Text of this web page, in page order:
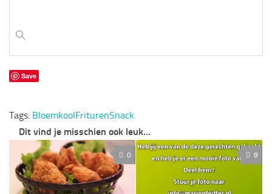
Save
Tags: BloemkoolFriturenSnack
Dit vind je misschien ook leuk...
0 8